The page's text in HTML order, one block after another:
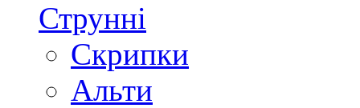
Струнні
Скрипки
Альти